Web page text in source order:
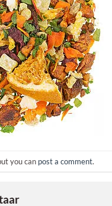
you can post a comment.